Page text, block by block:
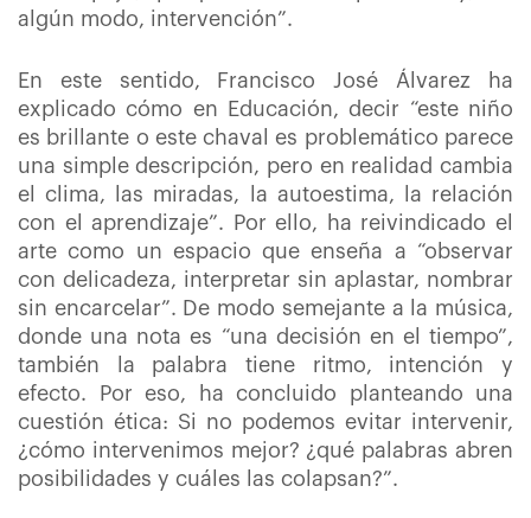
algún modo, intervención”.
En este sentido, Francisco José Álvarez ha
explicado cómo en Educación, decir “este niño
es brillante o este chaval es problemático parece
una simple descripción, pero en realidad cambia
el clima, las miradas, la autoestima, la relación
con el aprendizaje”. Por ello, ha reivindicado el
arte como un espacio que enseña a “observar
con delicadeza, interpretar sin aplastar, nombrar
sin encarcelar”. De modo semejante a la música,
donde una nota es “una decisión en el tiempo”,
también la palabra tiene ritmo, intención y
efecto. Por eso, ha concluido planteando una
cuestión ética: Si no podemos evitar intervenir,
¿cómo intervenimos mejor? ¿qué palabras abren
posibilidades y cuáles las colapsan?”.